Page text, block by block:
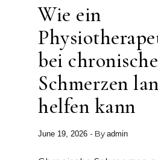
Wie ein
bei
Schmerzen
helfen kann
June 19, 2026 - Byadmin